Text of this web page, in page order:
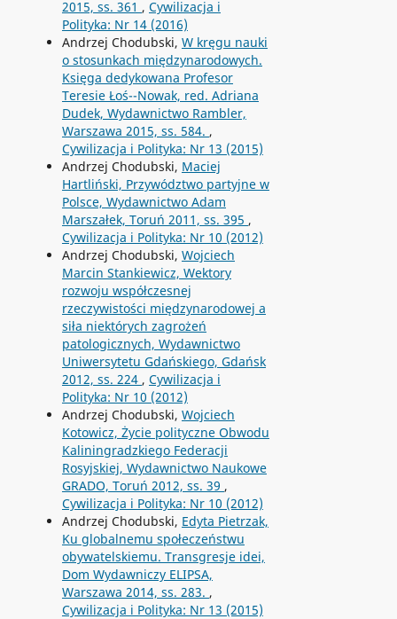
2015, ss. 361 , Cywilizacja i
Polityka: Nr 14 (2016)
Andrzej Chodubski, W kręgu nauki
o stosunkach międzynarodowych.
Księga dedykowana Profesor
Teresie Łoś--Nowak, red. Adriana
Dudek, Wydawnictwo Rambler,
Warszawa 2015, ss. 584. ,
Cywilizacja i Polityka: Nr 13 (2015)
Andrzej Chodubski, Maciej
Hartliński, Przywództwo partyjne w
Polsce, Wydawnictwo Adam
Marszałek, Toruń 2011, ss. 395 ,
Cywilizacja i Polityka: Nr 10 (2012)
Andrzej Chodubski, Wojciech
Marcin Stankiewicz, Wektory
rozwoju współczesnej
rzeczywistości międzynarodowej a
siła niektórych zagrożeń
patologicznych, Wydawnictwo
Uniwersytetu Gdańskiego, Gdańsk
2012, ss. 224 , Cywilizacja i
Polityka: Nr 10 (2012)
Andrzej Chodubski, Wojciech
Kotowicz, Życie polityczne Obwodu
Kaliningradzkiego Federacji
Rosyjskiej, Wydawnictwo Naukowe
GRADO, Toruń 2012, ss. 39 ,
Cywilizacja i Polityka: Nr 10 (2012)
Andrzej Chodubski, Edyta Pietrzak,
Ku globalnemu społeczeństwu
obywatelskiemu. Transgresje idei,
Dom Wydawniczy ELIPSA,
Warszawa 2014, ss. 283. ,
Cywilizacja i Polityka: Nr 13 (2015)